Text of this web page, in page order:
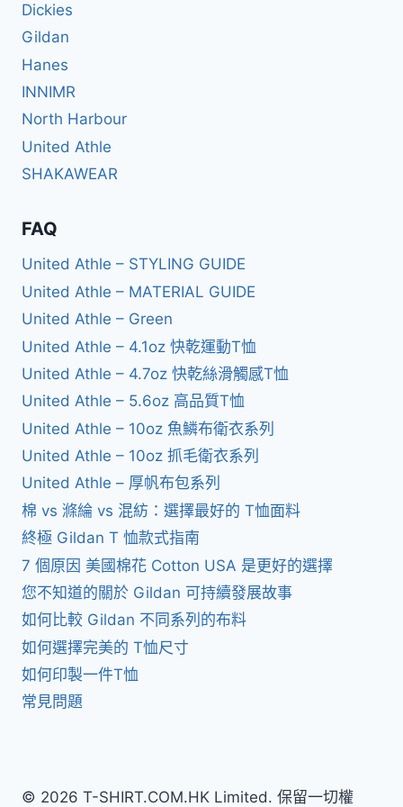
Dickies
Gildan
Hanes
INNIMR
North Harbour
United Athle
SHAKAWEAR
FAQ
United Athle – STYLING GUIDE
United Athle – MATERIAL GUIDE
United Athle – Green
United Athle – 4.1oz 快乾運動T恤
United Athle – 4.7oz 快乾絲滑觸感T恤
United Athle – 5.6oz 高品質T恤
United Athle – 10oz 魚鱗布衛衣系列
United Athle – 10oz 抓毛衛衣系列
United Athle – 厚帆布包系列
棉 vs 滌綸 vs 混紡：選擇最好的 T恤面料
終極 Gildan T 恤款式指南
7 個原因 美國棉花 Cotton USA 是更好的選擇
您不知道的關於 Gildan 可持續發展故事
如何比較 Gildan 不同系列的布料
如何選擇完美的 T恤尺寸
如何印製一件T恤
常見問題
© 2026 T-SHIRT.COM.HK Limited. 保留一切權